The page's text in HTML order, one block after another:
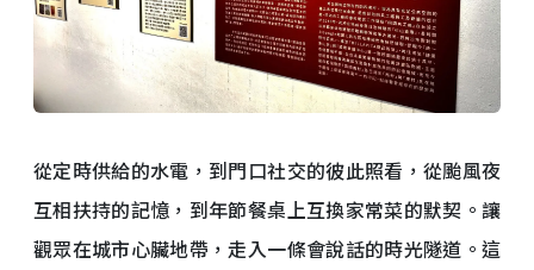
從定時供給的水電，到門口社交的彼此照看，從颱風夜
互相扶持的記憶，到年節餐桌上互換家常菜的默契。讓
觀眾在城市心臟地帶，走入一條會說話的時光隧道。這